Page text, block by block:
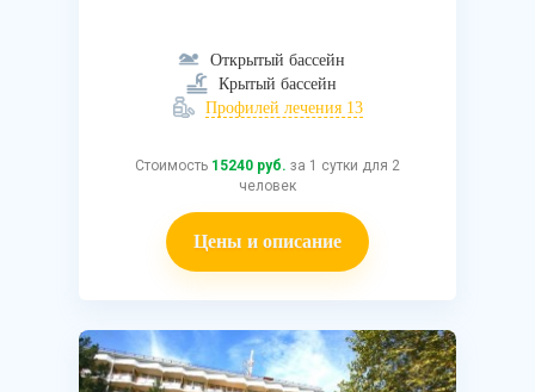
Открытый бассейн
Крытый бассейн
Профилей лечения 13
Стоимость 15240 руб. за 1 сутки для 2
человек
Цены и описание